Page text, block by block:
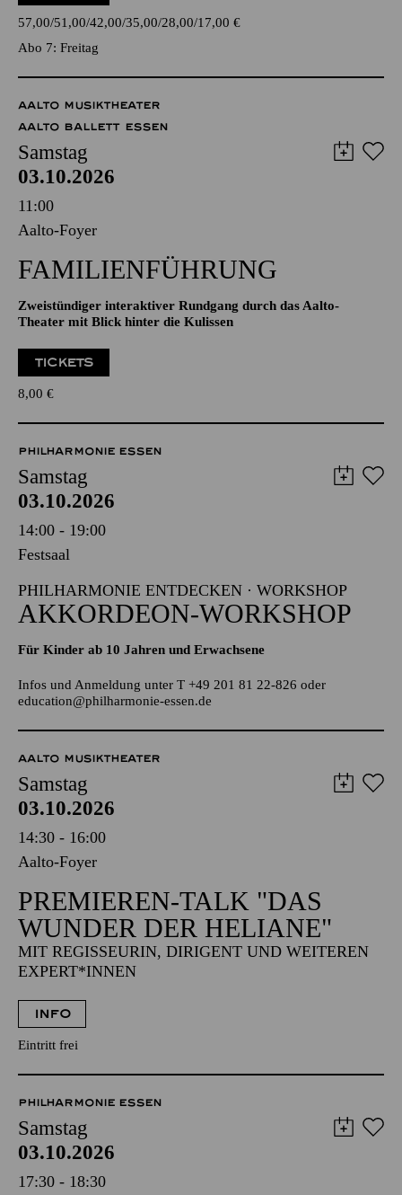
Amadeus Mozart, Arvo Pärt, Maurice Ravel
TICKETS
57,00 51,00 42,00 35,00 28,00 17,00€
Abo 7: Freitag
AALTO MUSIKTHEATER
AALTO BALLETT ESSEN
Samstag
03.10.2026
11:00
FAMILIENFÜHRUNG
Zweistündiger interaktiver Rundgang durch das Aalto-
Theater mit Blick hinter die Kulissen
8,00 €
PHILHARMONIE ESSEN
Samstag
03.10.2026
14:00 - 19:00
Festsaal
PHILHARMONIE ENTDECKEN · WORKSHOP
Für Kinder ab 10 Jahren und Erwachsene
education@philharmonie-essen.de
AALTO MUSIKTHEATER
Samstag
03.10.2026
14:30 - 16:00
Aalto-Foyer
PREMIEREN-TALK "DAS
WUNDER DER HELIANE"
MIT REGISSEURIN, DIRIGENT UND WEITEREN
EXPERT*INNEN
Eintritt frei
PHILHARMONIE ESSEN
Samstag